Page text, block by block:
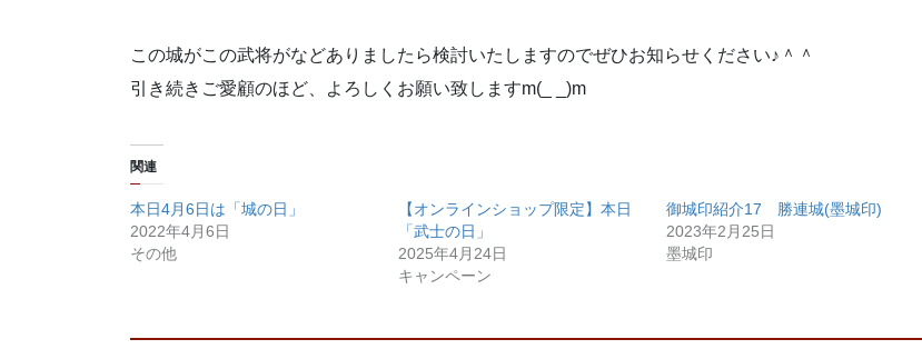
この城がこの武将がなどありましたら検討いたしますのでぜひお知らせください♪＾＾
引き続きご愛顧のほど、よろしくお願い致しますm(_ _)m
関連
本日4月6日は「城の日」
2022年4月6日
その他
【オンラインショップ限定】本日
「武士の日」
2025年4月24日
キャンペーン
御城印紹介17 勝連城(墨城印)
2023年2月25日
墨城印